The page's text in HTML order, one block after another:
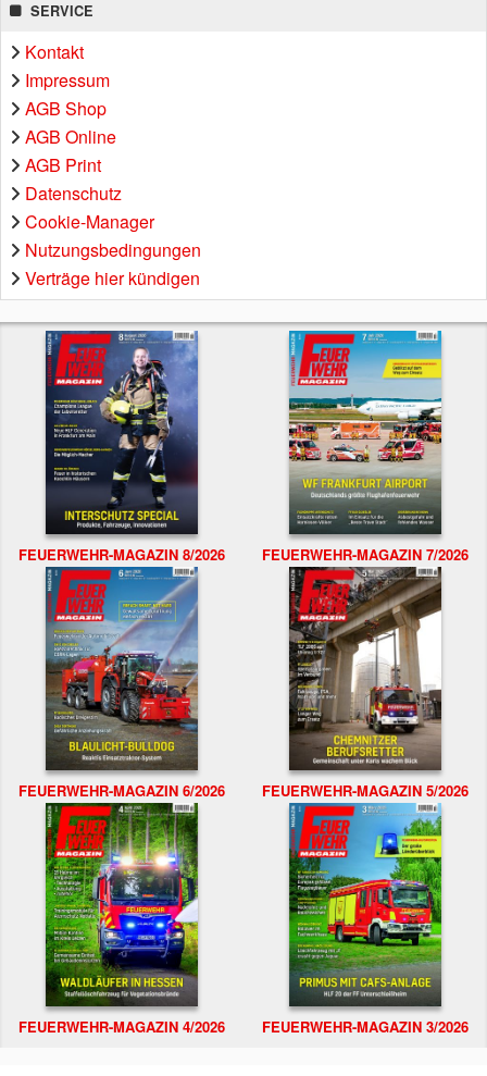
SERVICE
Kontakt
Impressum
AGB Shop
AGB Online
AGB Print
Datenschutz
Cookie-Manager
Nutzungsbedingungen
Verträge hier kündigen
FEUERWEHR-MAGAZIN 8/2026 FEUERWEHR-MAGAZIN 7/2026
FEUERWEHR-MAGAZIN 6/2026 FEUERWEHR-MAGAZIN 5/2026
FEUERWEHR-MAGAZIN 4/2026 FEUERWEHR-MAGAZIN 3/2026